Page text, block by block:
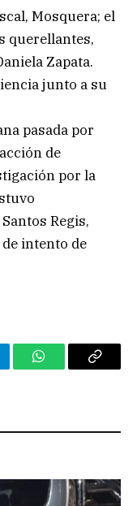
Mosquera; el
querellantes,
Zapata.
junto a su
pasada por
de
por la
Regis,
intento de
WhatsAppCopy